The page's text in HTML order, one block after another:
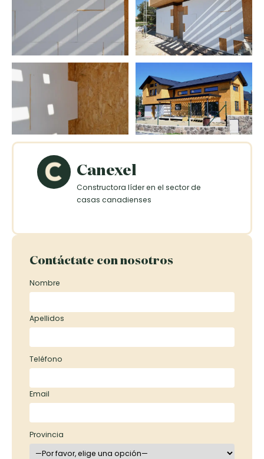
Canexel
Constructora líder en el sector de
casas canadienses
Contáctate con nosotros
Nombre
Apellidos
Teléfono
Email
Provincia